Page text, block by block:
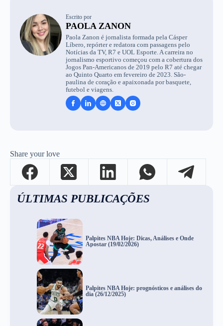
Escrito por
PAOLA ZANON
Paola Zanon é jornalista formada pela Cásper
Líbero, repórter e redatora com passagens pelo
Notícias da TV, R7 e UOL Esporte. A carreira no
jornalismo esportivo começou com a cobertura dos
Jogos Pan-Americanos de 2019 pelo R7 até chegar
ao Quinto Quarto em fevereiro de 2023. São-
paulina de coração e apaixonada por basquete,
futebol e viagens.
Share your love
ÚLTIMAS PUBLICAÇÕES
Palpites NBA Hoje: Dicas, Análises e Onde
Apostar (19/02/2026)
Palpites NBA Hoje: prognósticos e análises do
dia (26/12/2025)